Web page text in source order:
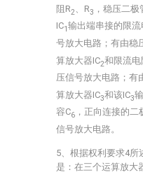
阻R2 、R3 ，稳压二极
IC1输出端串接的限流
号放大电路；有由稳
算放大器IC2和限流电
压信号放大电路；有
算放大器IC3和该IC3
容C6 ，正向连接的二
信号放大电路。
5、根据权利要求4所
是：在三个运算放大